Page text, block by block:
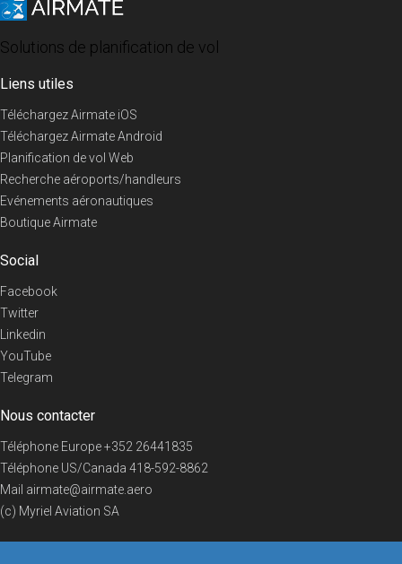
Solutions de planification de vol
Liens utiles
Téléchargez Airmate iOS
Téléchargez Airmate Android
Planification de vol Web
Recherche aéroports/handleurs
Evénements aéronautiques
Boutique Airmate
Social
Facebook
Twitter
Linkedin
YouTube
Telegram
Nous contacter
Téléphone Europe+352 26441835
Téléphone US/Canada 418-592-8862
Mail airmate@airmate.aero
(c) Myriel Aviation SA